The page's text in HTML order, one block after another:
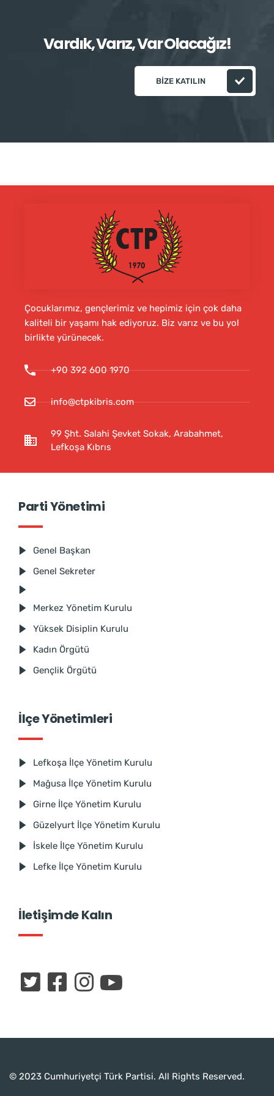
Vardık, Varız, Var Olacağız!
BIZE KATILIN
Çocuklarımız, gençlerimiz ve hepimiz için çok daha
kaliteli bir yaşamı hak ediyoruz. Biz varız ve bu yol
birlikte yürünecek.
+90 392 600 1970
info@ctpkibris.com
99 Şht. Salahi Şevket Sokak, Arabahmet,
Lefkoşa Kıbrıs
Parti Yönetimi
Genel Başkan
Genel Sekreter
Merkez Yönetim Kurulu
Yüksek Disiplin Kurulu
Kadın Örgütü
Gençlik Örgütü
İlçe Yönetimleri
Lefkoşa İlçe Yönetim Kurulu
Mağusa İlçe Yönetim Kurulu
Girne İlçe Yönetim Kurulu
Güzelyurt İlçe Yönetim Kurulu
İskele İlçe Yönetim Kurulu
Lefke İlçe Yönetim Kurulu
İletişimde Kalın
© 2023 Cumhuriyetçi Türk Partisi. All Rights Reserved.